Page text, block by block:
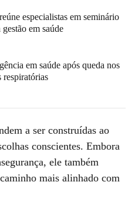
especialistas em seminário
em saúde
em saúde após queda nos
respiratórias
a ser construídas ao
conscientes. Embora
ele também
mais alinhado com